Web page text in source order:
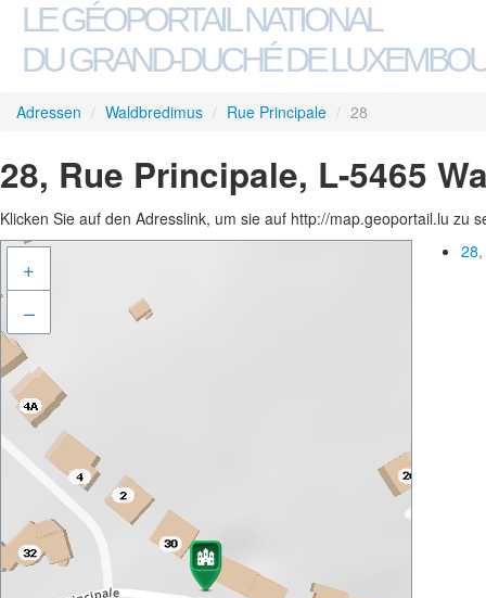
LE GÉOPORTAIL NATIONAL
DU GRAND-DUCHÉ DE
Adressen / Waldbredimus / Rue Principale / 28
28, Rue Principale, L-5465
Klicken Sie auf den Adresslink, um sie auf http://map.geoportail.lu zu
+
–